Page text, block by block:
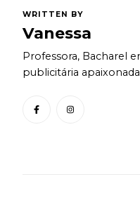
WRITTEN BY
Vanessa
Professora, Bacharel
publicitária